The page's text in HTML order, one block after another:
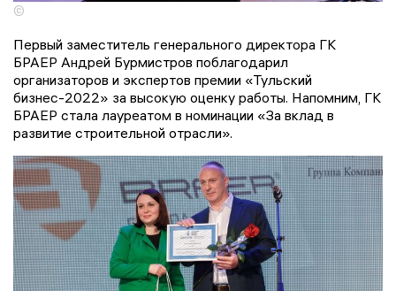
©
Первый заместитель генерального директора ГК
БРАЕР Андрей Бурмистров поблагодарил
организаторов и экспертов премии «Тульский
бизнес-2022» за высокую оценку работы. Напомним, ГК
БРАЕР стала лауреатом в номинации «За вклад в
развитие строительной отрасли».